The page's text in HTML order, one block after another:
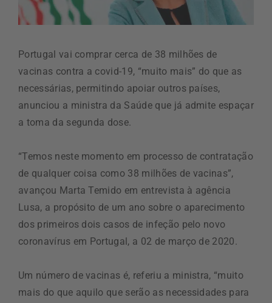
Portugal vai comprar cerca de 38 milhões de
vacinas contra a covid-19, “muito mais” do que as
necessárias, permitindo apoiar outros países,
anunciou a ministra da Saúde que já admite espaçar
a toma da segunda dose.
“Temos neste momento em processo de contratação
de qualquer coisa como 38 milhões de vacinas”,
avançou Marta Temido em entrevista à agência
Lusa, a propósito de um ano sobre o aparecimento
dos primeiros dois casos de infeção pelo novo
coronavírus em Portugal, a 02 de março de 2020.
Um número de vacinas é, referiu a ministra, “muito
mais do que aquilo que serão as necessidades para